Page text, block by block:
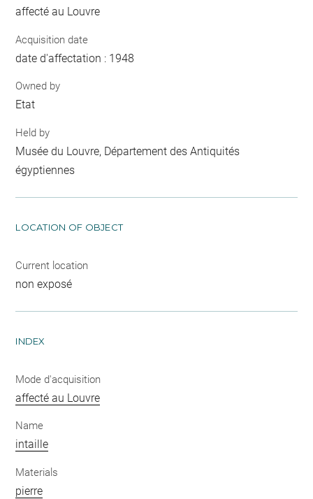
affecté au Louvre
Acquisition date
date d'affectation : 1948
Owned by
Etat
Held by
Musée du Louvre, Département des Antiquités
égyptiennes
LOCATION OF OBJECT
Current location
non exposé
INDEX
Mode d'acquisition
affecté au Louvre
Name
intaille
Materials
pierre